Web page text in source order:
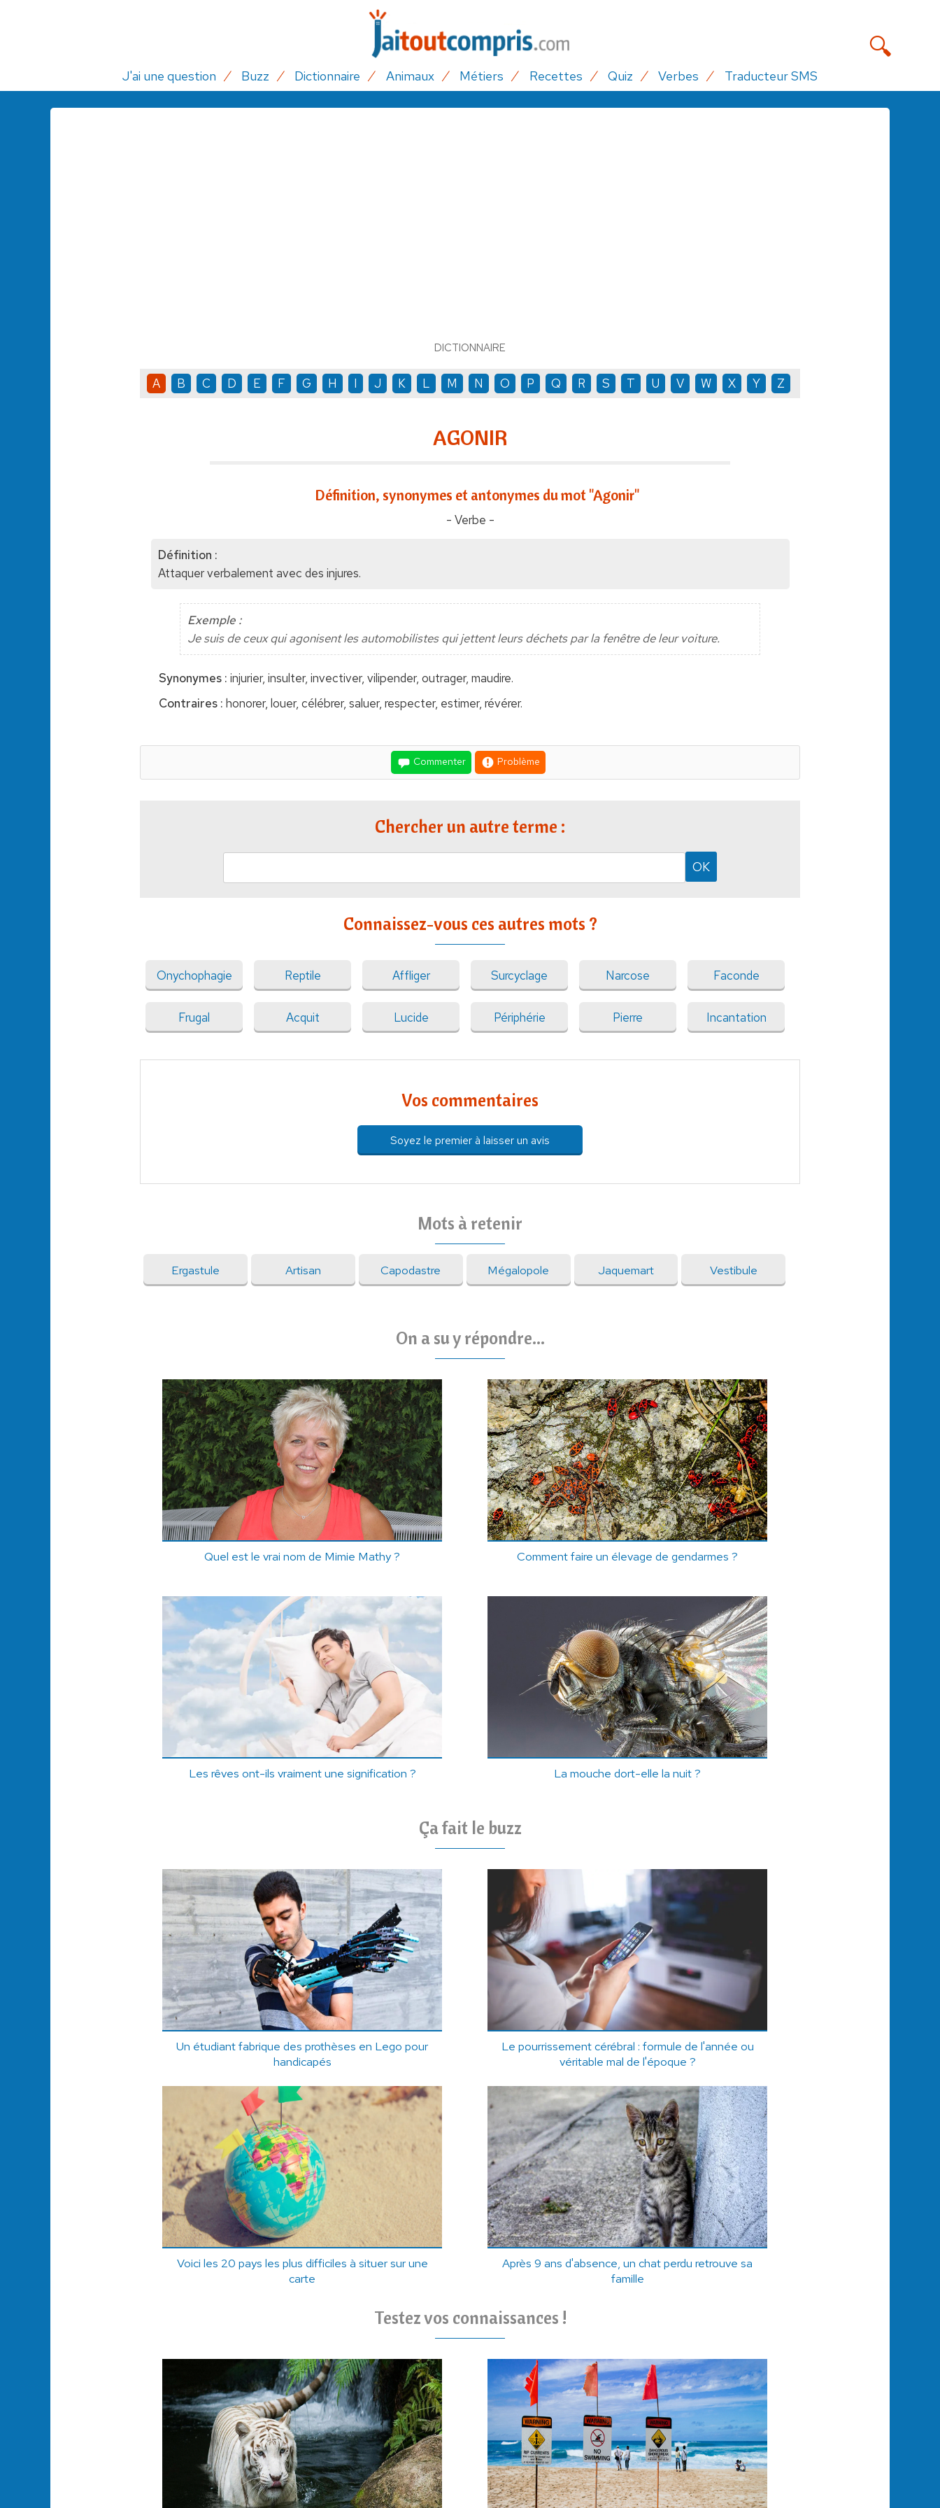
J'ai une question Buzz Dictionnaire Animaux Métiers Recettes Quiz Verbes Traducteur SMS
DICTIONNAIRE
A B C D E F G H I J K L M N O P Q R S T U V W X Y Z
AGONIR
Définition, synonymes et antonymes du mot "Agonir"
- Verbe -
Définition :
Attaquer verbalement avec des injures.
Exemple :
Je suis de ceux qui agonisent les automobilistes qui jettent leurs déchets par la fenêtre de leur voiture.
Synonymes : injurier, insulter, invectiver, vilipender, outrager, maudire.
Contraires : honorer, louer, célébrer, saluer, respecter, estimer, révérer.
Commenter Problème
Chercher un autre terme :
Connaissez-vous ces autres mots ?
Onychophagie Reptile Affliger Surcyclage Narcose Faconde
Frugal Acquit Lucide Périphérie Pierre Incantation
Vos commentaires
Soyez le premier à laisser un avis
Mots à retenir
Ergastule Artisan Capodastre Mégalopole Jaquemart Vestibule
On a su y répondre...
Quel est le vrai nom de Mimie Mathy ? Comment faire un élevage de gendarmes ?
Les rêves ont-ils vraiment une signification ? La mouche dort-elle la nuit ?
Ça fait le buzz
Un étudiant fabrique des prothèses en Lego pour
handicapés
Le pourrissement cérébral : formule de l'année ou
véritable mal de l'époque ?
Voici les 20 pays les plus difficiles à situer sur une
carte
Après 9 ans d'absence, un chat perdu retrouve sa
famille
Testez vos connaissances !